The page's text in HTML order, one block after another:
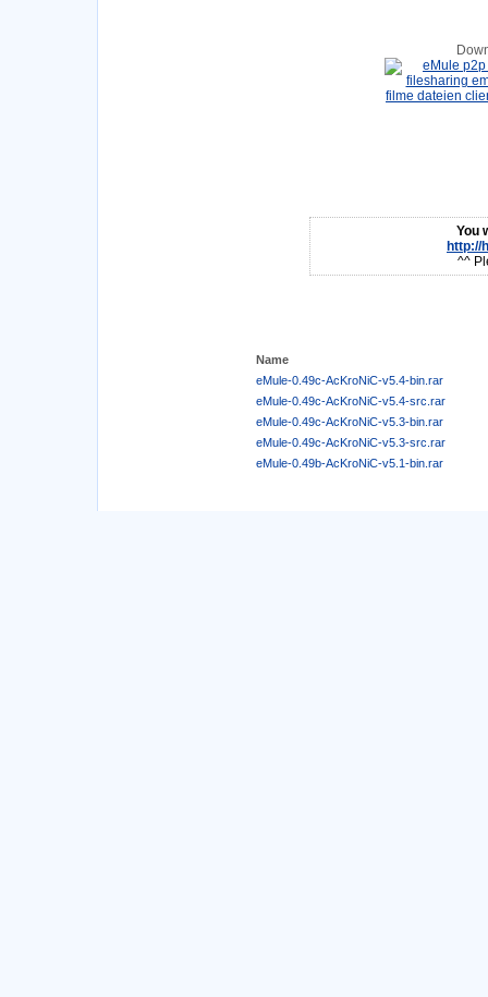
You
http://
^^
Name
eMule-0.49c-AcKroNiC-v5.4-bin.rar
eMule-0.49c-AcKroNiC-v5.4-src.rar
eMule-0.49c-AcKroNiC-v5.3-bin.rar
eMule-0.49c-AcKroNiC-v5.3-src.rar
eMule-0.49b-AcKroNiC-v5.1-bin.rar